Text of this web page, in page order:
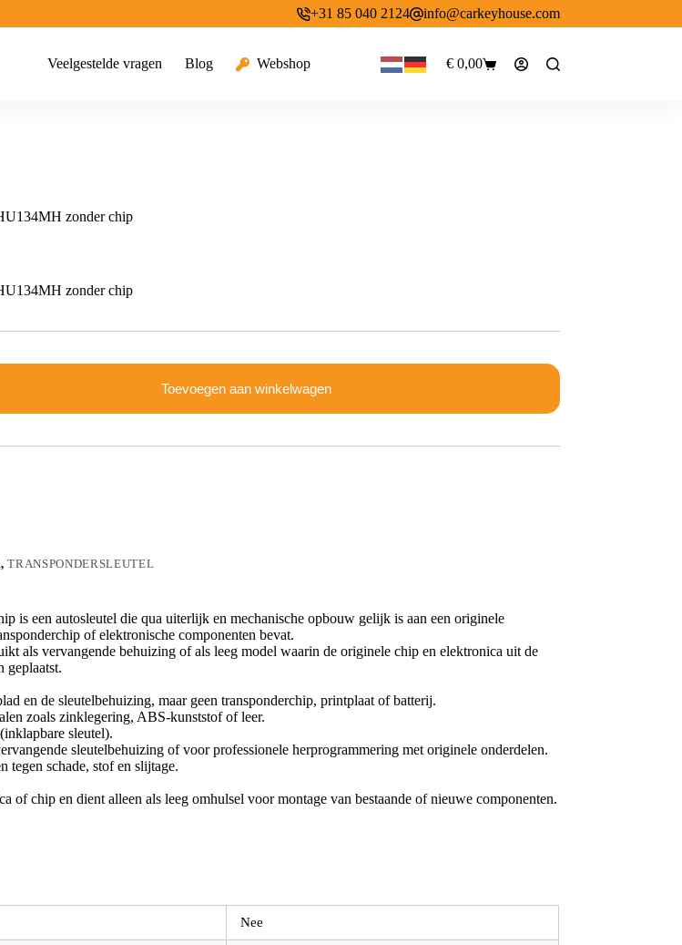
+31 85 040 2124 info@carkeyhouse.com
Veelgestelde vragen Blog Webshop Winkelwagen
€0,00
zonder chip
zonder chip
Toevoegen aan winkelwagen
,TRANSPONDERSLEUTEL
is een autosleutel die qua uiterlijk en mechanische opbouw gelijk is aan een originele
of elektronische componenten bevat.
als vervangende behuizing of als leeg model waarin de originele chip en elektronica uit de
geplaatst.
en de sleutelbehuizing, maar geen transponderchip, printplaat of batterij.
zoals zinklegering, ABS-kunststof of leer.
sleutel).
sleutelbehuizing of voor professionele herprogrammering met originele onderdelen.
tegen schade, stof en slijtage.
of chip en dient alleen als leeg omhulsel voor montage van bestaande of nieuwe componenten.
Nee